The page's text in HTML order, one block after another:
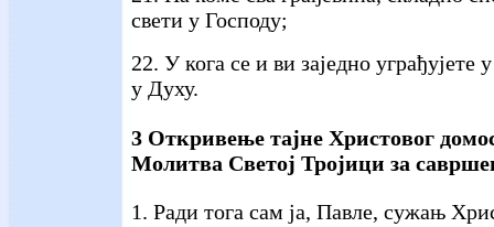
свети у Господу;
22. У кога се и ви заједно
у Духу.
3 Откривење тајне Христовог
Молитва Светој Тројици за
1. Ради тога сам ја, Павле, сужањ